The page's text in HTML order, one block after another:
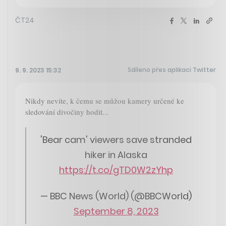
ČT24
9. 9. 2023 15:32 Sdíleno přes aplikaci Twitter
Nikdy nevíte, k čemu se můžou kamery určené ke
sledování divočiny hodit...
'Bear cam' viewers save stranded
hiker in Alaska
https://t.co/gTD0W2zYhp
— BBC News (World) (@BBCWorld)
September 8, 2023